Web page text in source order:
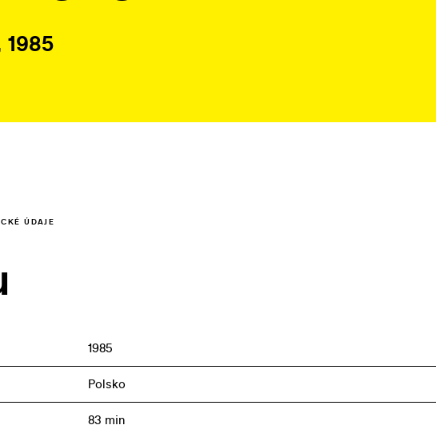
ÚDAJE
1985
Polsko
83 min